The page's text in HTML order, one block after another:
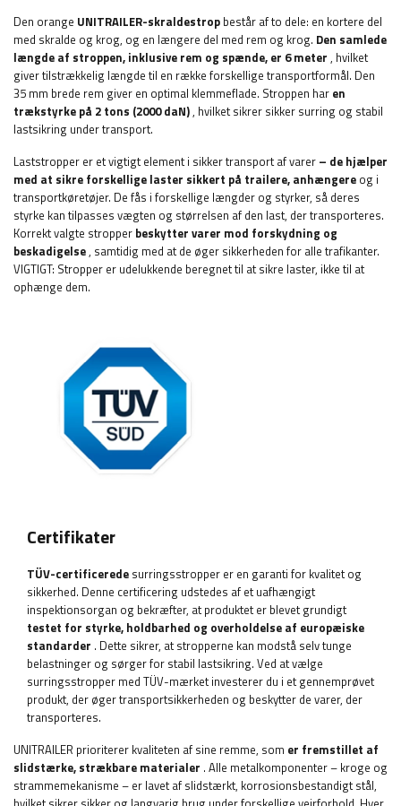
Den orange UNITRAILER-skraldestrop består af to dele: en kortere del
med skralde og krog, og en længere del med rem og krog. Den samlede
længde af stroppen, inklusive rem og spænde, er 6 meter , hvilket
giver tilstrækkelig længde til en række forskellige transportformål. Den
35 mm brede rem giver en optimal klemmeflade. Stroppen har en
trækstyrke på 2 tons (2000 daN), hvilket sikrer sikker surring og stabil
lastsikring under transport.
Laststropper er et vigtigt element i sikker transport af varer – de hjælper
med at sikre forskellige laster sikkert på trailere, anhængere og i
transportkøretøjer. De fås i forskellige længder og styrker, så deres
styrke kan tilpasses vægten og størrelsen af ​​den last, der transporteres.
Korrekt valgte stropper beskytter varer mod forskydning og
beskadigelse, samtidig med at de øger sikkerheden for alle trafikanter.
VIGTIGT: Stropper er udelukkende beregnet til at sikre laster, ikke til at
ophænge dem.
Certifikater
TÜV-certificerede surringsstropper er en garanti for kvalitet og
sikkerhed. Denne certificering udstedes af et uafhængigt
inspektionsorgan og bekræfter, at produktet er blevet grundigt
testet for styrke, holdbarhed og overholdelse af europæiske
standarder . Dette sikrer, at stropperne kan modstå selv tunge
belastninger og sørger for stabil lastsikring. Ved at vælge
surringsstropper med TÜV-mærket investerer du i et gennemprøvet
produkt, der øger transportsikkerheden og beskytter de varer, der
transporteres.
UNITRAILER prioriterer kvaliteten af ​​sine remme, som er fremstillet af
slidstærke, strækbare materialer . Alle metalkomponenter – kroge og
strammemekanisme – er lavet af slidstærkt, korrosionsbestandigt stål,